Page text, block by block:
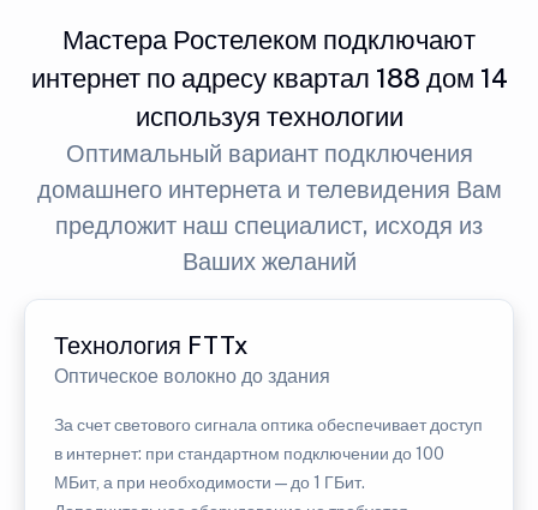
Мастера Ростелеком подключают
интернет по адресу квартал 188 дом 14
используя технологии
Оптимальный вариант подключения
домашнего интернета и телевидения Вам
предложит наш специалист, исходя из
Ваших желаний
Технология FTTx
Оптическое волокно до здания
За счет светового сигнала оптика обеспечивает доступ
в интернет: при стандартном подключении до 100
МБит, а при необходимости — до 1 ГБит.